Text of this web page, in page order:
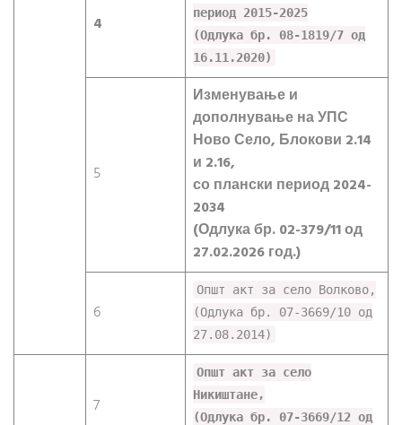
4
период 2015-2025
(Одлука бр. 08-1819/7 од
16.11.2020)
5
Изменување и
дополнување на УПС
Ново Село, Блокови 2.14
и 2.16,
со плански период 2024-
2034
(Одлука бр. 02-379/11 од
27.02.2026 год.)
6
Општ акт за село Волково,
(Одлука бр. 07-3669/10 од
27.08.2014)
7
Општ акт за село
Никиштане,
(Одлука бр. 07-3669/12 од